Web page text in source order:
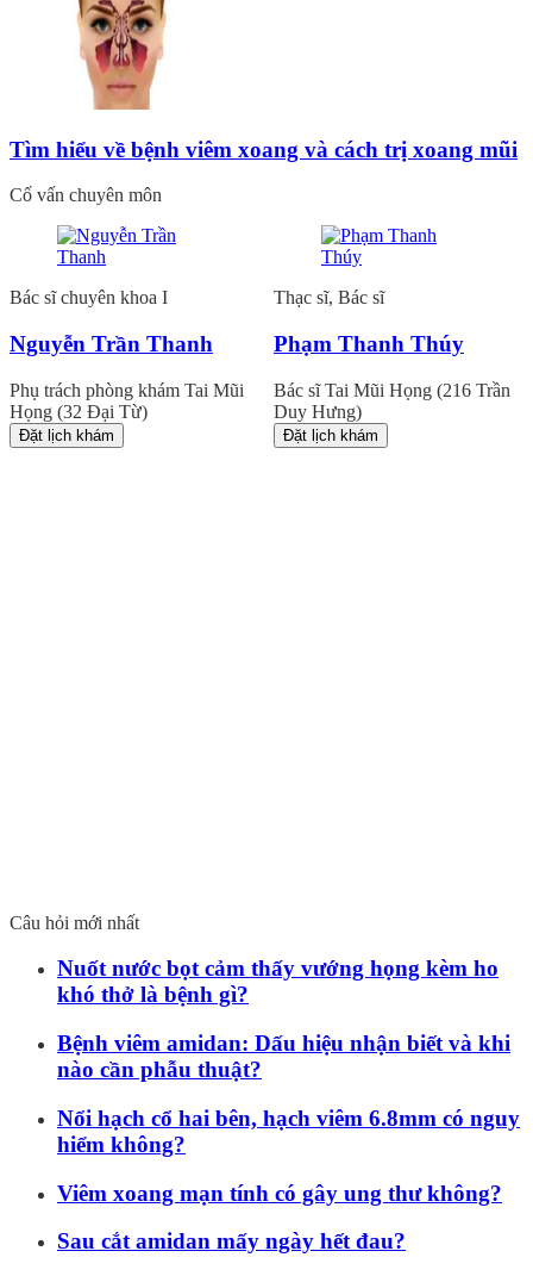
Tìm hiểu về bệnh viêm xoang và cách trị xoang mũi
Cố vấn chuyên môn
Bác sĩ chuyên khoa I
Nguyễn Trần Thanh
Phụ trách phòng khám Tai Mũi
Họng (32 Đại Từ)
Đặt lịch khám
Thạc sĩ, Bác sĩ
Phạm Thanh Thúy
Bác sĩ Tai Mũi Họng (216 Trần
Duy Hưng)
Đặt lịch khám
Câu hỏi mới nhất
Nuốt nước bọt cảm thấy vướng họng kèm ho
khó thở là bệnh gì?
Bệnh viêm amidan: Dấu hiệu nhận biết và khi
nào cần phẫu thuật?
Nổi hạch cổ hai bên, hạch viêm 6.8mm có nguy
hiểm không?
Viêm xoang mạn tính có gây ung thư không?
Sau cắt amidan mấy ngày hết đau?